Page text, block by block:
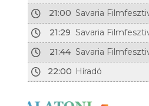
21:00 Savaria
21:29 Savaria
21:44 Savaria
22:00 Híradó